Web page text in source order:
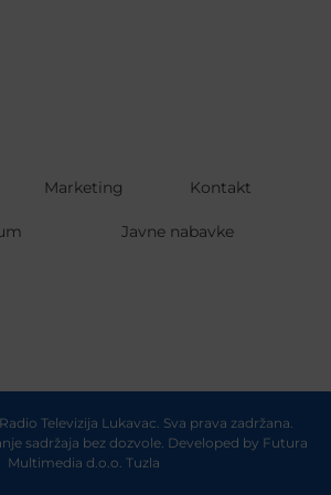
Marketing Kontakt
Javne nabavke
Televizija Lukavac. Sva prava zadržana.
sadržaja bez dozvole. Developed by Futura
Multimedia d.o.o. Tuzla